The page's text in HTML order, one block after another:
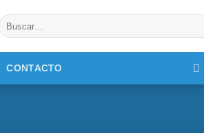
CONTACTO